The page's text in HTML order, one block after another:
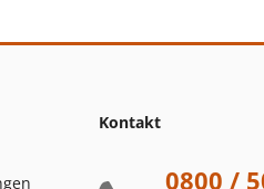
Kontakt
0800 /